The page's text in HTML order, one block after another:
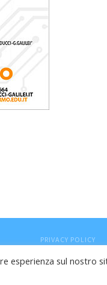
PRIVACY POLICY
(PU) - Cod.Fisc
esperienza sul nostro